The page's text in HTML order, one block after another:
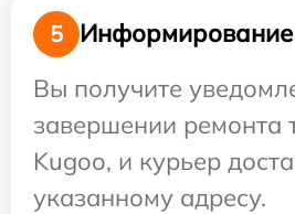
5
Информирование
Вы получите
завершении ремонта
Kugoo, и курьер
указанному адресу.